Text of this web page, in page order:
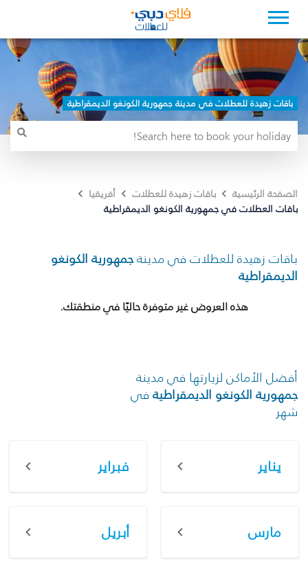
باقات زهيدة للعطلات في مدينة جمهورية الكونغو الديمقراطية
الصفحة الرئيسية باقات زهيدة للعطلات
أفريقيا
باقات العطلات في جمهورية الكونغو الديمقراطية
باقات زهيدة للعطلات في مدينةجمهورية الكونغو
الديمقراطية
هذه العروض غير متوفرة حاليًا في منطقتك.
أفضل الأماكن لزيارتها في مدينة
جمهورية الكونغو الديمقراطية في
شهر
يناير فبراير
مارس أبريل